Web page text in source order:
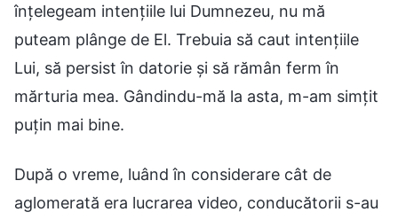
înțelegeam intențiile lui Dumnezeu, nu mă
puteam plânge de El. Trebuia să caut intențiile
Lui, să persist în datorie și să rămân ferm în
mărturia mea. Gândindu-mă la asta, m-am simțit
puțin mai bine.
După o vreme, luând în considerare cât de
aglomerată era lucrarea video, conducătorii s-au